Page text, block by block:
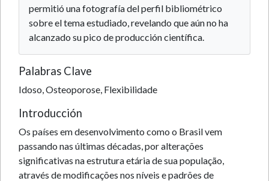
permitió una fotografía del perfil bibliométrico
sobre el tema estudiado, revelando que aún no ha
alcanzado su pico de producción científica.
Palabras Clave
Idoso, Osteoporose, Flexibilidade
Introducción
Os países em desenvolvimento como o Brasil vem
passando nas últimas décadas, por alterações
significativas na estrutura etária de sua população,
através de modificações nos níveis e padrões de